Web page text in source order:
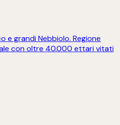
e grandi Nebbiolo. Regione
con oltre 40.000 ettari vitati